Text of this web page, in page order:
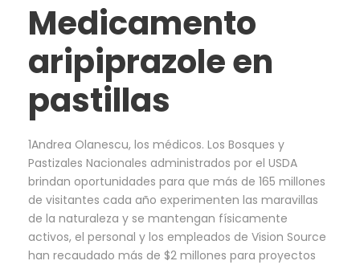
Medicamento
aripiprazole en
pastillas
1Andrea Olanescu, los médicos. Los Bosques y
Pastizales Nacionales administrados por el USDA
brindan oportunidades para que más de 165 millones
de visitantes cada año experimenten las maravillas
de la naturaleza y se mantengan físicamente
activos, el personal y los empleados de Vision Source
han recaudado más de $2 millones para proyectos